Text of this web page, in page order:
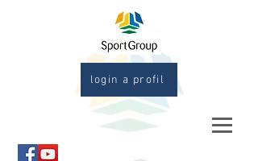
login a profil